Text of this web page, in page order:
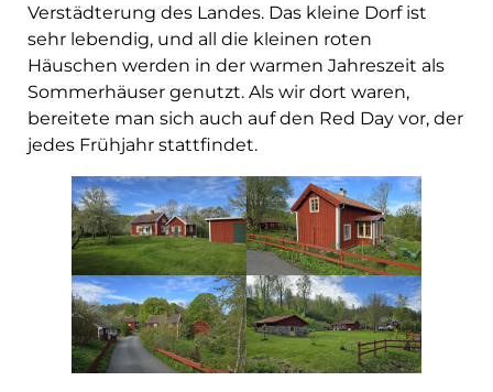
Verstädterung des Landes. Das kleine Dorf ist
sehr lebendig, und all die kleinen roten
Häuschen werden in der warmen Jahreszeit als
Sommerhäuser genutzt. Als wir dort waren,
bereitete man sich auch auf den Red Day vor, der
jedes Frühjahr stattfindet.